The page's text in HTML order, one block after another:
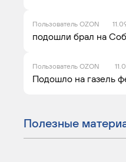
Пользователь OZON
подошли брал на
Пользователь OZON
Подошло на газель
Полезные